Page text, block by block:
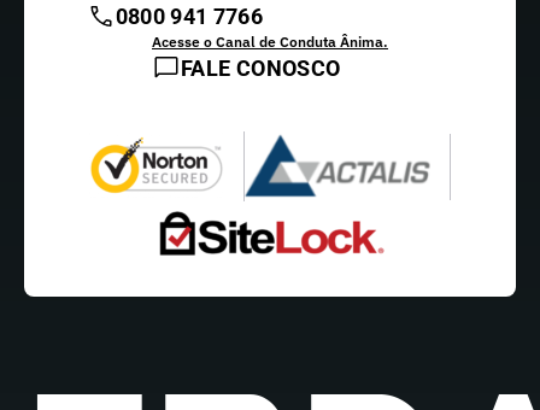
0800 941 7766
Acesse o Canal de Conduta Ânima.
FALE CONOSCO